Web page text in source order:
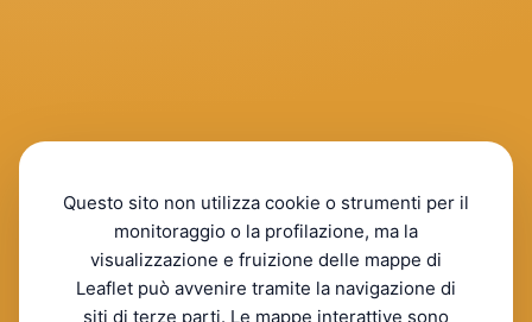
Questo sito non utilizza cookie o strumenti per il
monitoraggio o la profilazione, ma la
visualizzazione e fruizione delle mappe di
Leaflet può avvenire tramite la navigazione di
siti di terze parti. Le mappe interattive sono